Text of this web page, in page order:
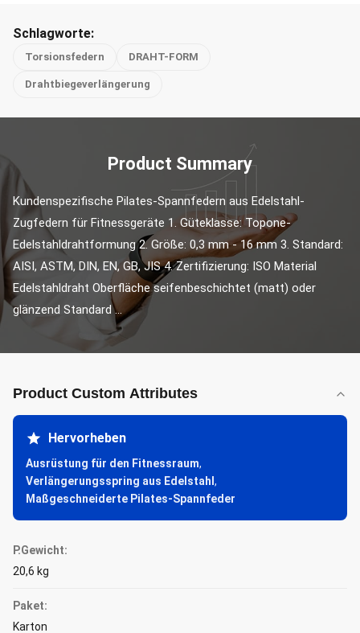
Schlagworte:
Torsionsfedern DRAHT-FORM
Drahtbiegeverlängerung
Product Summary
Kundenspezifische Pilates-Spannfedern aus Edelstahl-
Zugfedern für Fitnessgeräte 1. Güteklasse: Topone-
Edelstahldrahtformung 2. Größe: 0,3 mm - 16 mm 3. Standard:
AISI, ASTM, DIN, EN, GB, JIS 4. Zertifizierung: ISO Material
Edelstahldraht Oberfläche seifenbeschichtet (matt) oder
glänzend Standard ...
Product Custom Attributes
Hervorheben
Ausrüstung für den Fitnessraum,
Verlängerungsspring aus Edelstahl ,
Maßgeschneiderte Pilates-Spannfeder
P.Gewicht:
20,6 kg
Paket:
Karton